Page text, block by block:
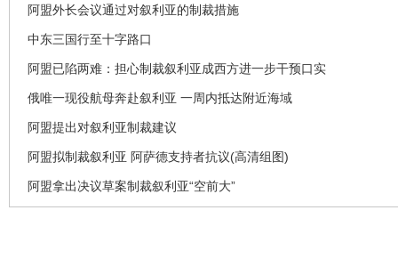
阿盟外长会议通过对叙利亚的制裁措施
中东三国行至十字路口
阿盟已陷两难：担心制裁叙利亚成西方进一步干预口实
俄唯一现役航母奔赴叙利亚 一周内抵达附近海域
阿盟提出对叙利亚制裁建议
阿盟拟制裁叙利亚 阿萨德支持者抗议(高清组图)
阿盟拿出决议草案制裁叙利亚“空前大”